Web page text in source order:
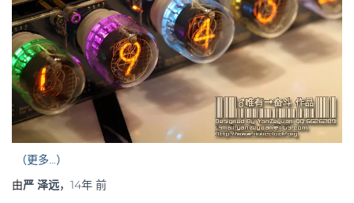
（更多…）
由严 泽远， 14年 前